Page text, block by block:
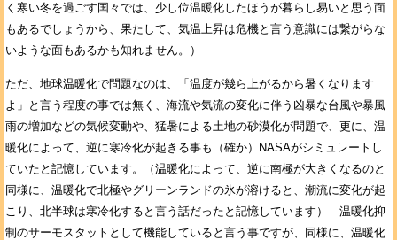
く寒い冬を過ごす国々では、少し位温暖化したほうが暮らし易いと思う面
もあるでしょうから、果たして、気温上昇は危機と言う意識には繋がらな
いような面もあるかも知れません。）
ただ、地球温暖化で問題なのは、「温度が幾ら上がるから暑くなります
よ」と言う程度の事では無く、海流や気流の変化に伴う凶暴な台風や暴風
雨の増加などの気候変動や、猛暑による土地の砂漠化が問題で、更に、温
暖化によって、逆に寒冷化が起きる事も（確か）NASAがシミュレートし
ていたと記憶しています。（温暖化によって、逆に南極が大きくなるのと
同様に、温暖化で北極やグリーンランドの氷が溶けると、潮流に変化が起
こり、北半球は寒冷化すると言う話だったと記憶しています） 温暖化抑
制のサーモスタットとして機能していると言う事ですが、同様に、温暖化